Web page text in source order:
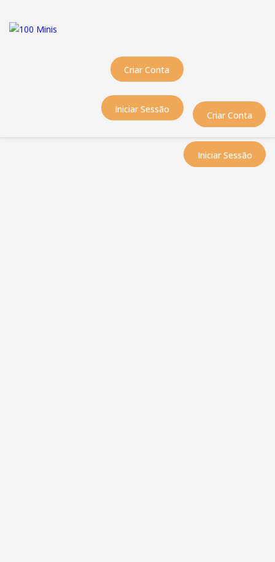
Criar Conta
Iniciar Sessão
Criar Conta
Iniciar Sessão
Sobre Nós